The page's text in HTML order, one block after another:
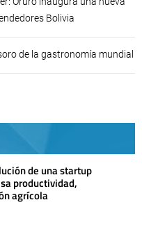
Bolivia
de la gastronomía mundial
de una startup
productividad,
agrícola